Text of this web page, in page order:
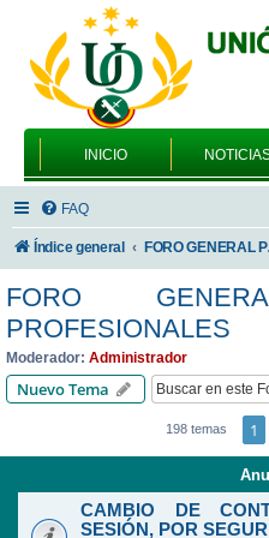
INICIO
FAQ
Índice general FORO
FORO
PROFESIONALES
Moderador: Administrador
Nuevo Tema
198 temas 1
CAMBIO DE
SESIÓN, POR